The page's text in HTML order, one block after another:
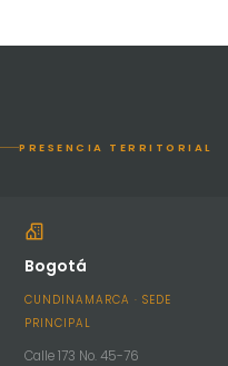
PRESENCIA TERRITORIAL
Bogotá
CUNDINAMARCA · SEDE
PRINCIPAL
Calle 173 No. 45-76